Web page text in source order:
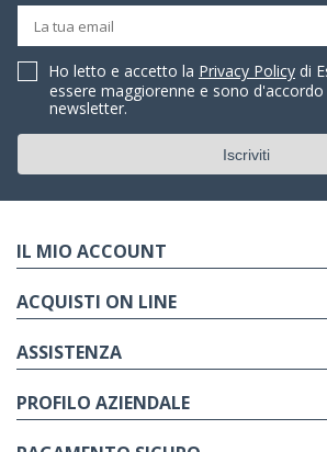
Ho letto e accetto la Privacy Policy di
essere maggiorenne e sono d'accordo
newsletter.
IL MIO ACCOUNT
ACQUISTI ON LINE
ASSISTENZA
PROFILO AZIENDALE